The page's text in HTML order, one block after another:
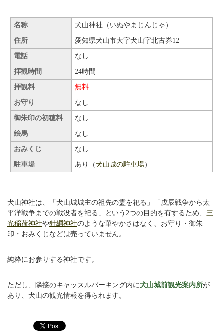
名称 犬山神社（いぬやまじんじゃ）
住所 愛知県犬山市大字犬山字北古券12
電話 なし
拝観時間 24時間
拝観料 無料
お守り なし
御朱印の初穂料 なし
絵馬 なし
おみくじ なし
駐車場 あり（犬山城の駐車場）
犬山神社は、「犬山城城主の祖先の霊を祀る」「戊辰戦争から太
平洋戦争までの戦没者を祀る」という2つの目的を有するため、 三
光稲荷神社や針綱神社のような華やかさはなく、お守り・御朱
印・おみくじなどは売っていません。
純粋にお参りする神社です。
ただし、隣接のキャッスルパーキング内に犬山城前観光案内所が
あり、犬山の観光情報を得られます。